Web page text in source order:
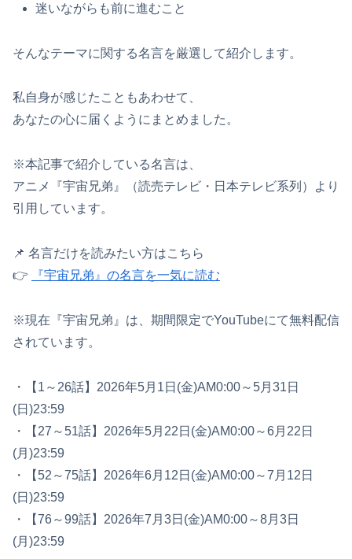
迷いながらも前に進むこと
そんなテーマに関する名言を厳選して紹介します。
私自身が感じたこともあわせて、
あなたの心に届くようにまとめました。
※本記事で紹介している名言は、
アニメ『宇宙兄弟』（読売テレビ・日本テレビ系列）より
引用しています。
📌 名言だけを読みたい方はこちら
👉
『宇宙兄弟』の名言を一気に読む
※現在『宇宙兄弟』は、期間限定でYouTubeにて無料配信
されています。
・【1～26話】2026年5月1日(金)AM0:00～5月31日
(日)23:59
・【27～51話】2026年5月22日(金)AM0:00～6月22日
(月)23:59
・【52～75話】2026年6月12日(金)AM0:00～7月12日
(日)23:59
・【76～99話】2026年7月3日(金)AM0:00～8月3日
(月)23:59